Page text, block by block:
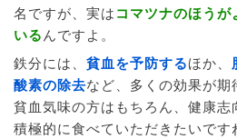
名ですが、実は コマツナのほう
いる んですよ。
鉄分には、 貧血を予防するほか、
酸素の除去など、多くの効果が期
貧血気味の方はもちろん、健康志
積極的に食べていただきたいです